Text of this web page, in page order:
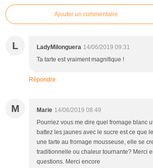
Ajouter un commentaire
L LadyMilonguera 14/06/2019 09:31
Ta tarte est vraiment magnifique !
Répondre
M Marie 14/06/2019 08:49
Pourriez vous me dire quel fromage blanc
battez les jaunes avec le sucre est ce que
une tarte au fromage mousseuse, elle se
traditionnelle ou chaleur tournante? Merci
questions. Merci encore